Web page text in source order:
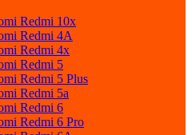
Redmi 10x
Redmi 4A
Redmi 4x
Redmi 5
Redmi 5 Plus
Redmi 5a
Redmi 6
Redmi 6 Pro